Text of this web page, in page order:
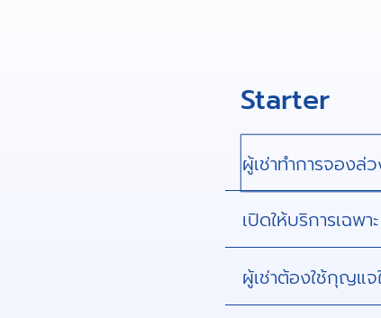
Starter
ผู้เช่าทำการจองล่
เปิดให้บริการเฉพา
ผู้เช่าต้องใช้กุญแ